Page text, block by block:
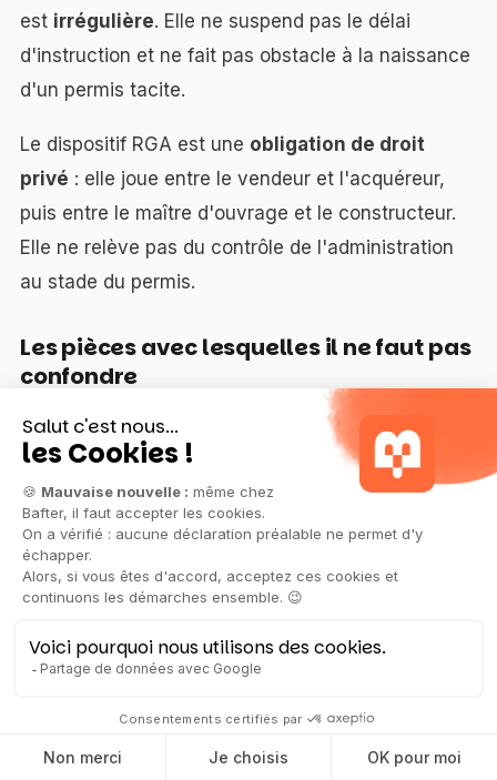
est irrégulière. Elle ne suspend pas le délai
d'instruction et ne fait pas obstacle à la naissance
d'un permis tacite.
Le dispositif RGA est une obligation de droit
privé : elle joue entre le vendeur et l'acquéreur,
puis entre le maître d'ouvrage et le constructeur.
Elle ne relève pas du contrôle de l'administration
au stade du permis.
Les pièces avec lesquelles il ne faut pas
confondre
Fondement Pièce Stade
R.431-16 f)
du Code de
l'urbanisme
Lorsqu'un plan de
prévention des
risques (PPRN,
PPRT) subordonne
une étude
préalable : une
prise en compte
de ses conditions
permis
R.431-16 e)
du Code de
l'urbanisme
Attestation
selon la zone et le
permis